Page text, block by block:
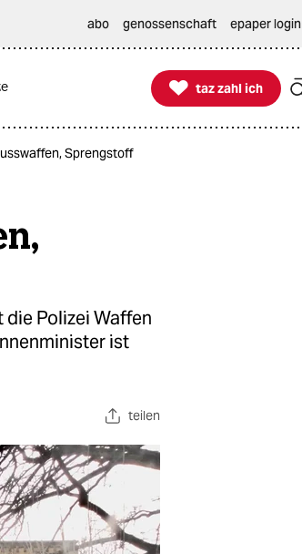
abo genossenschaft epaper login

taz zahl ich
taz zahl ich
Sprengstoff
Polizei Waffen
ist
teilen